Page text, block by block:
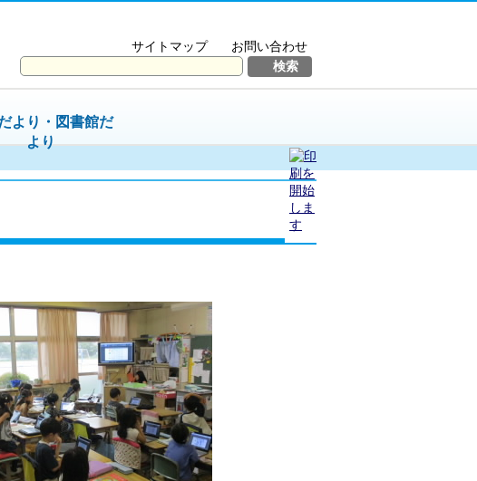
サイトマップ お問い合わせ
より・図書館だ
より